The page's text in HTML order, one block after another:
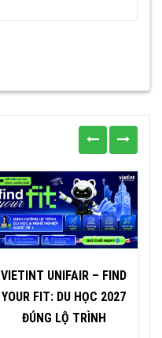
VIETINT UNIFAIR – FIND
YOUR FIT: DU HỌC 2027
ĐÚNG LỘ TRÌNH